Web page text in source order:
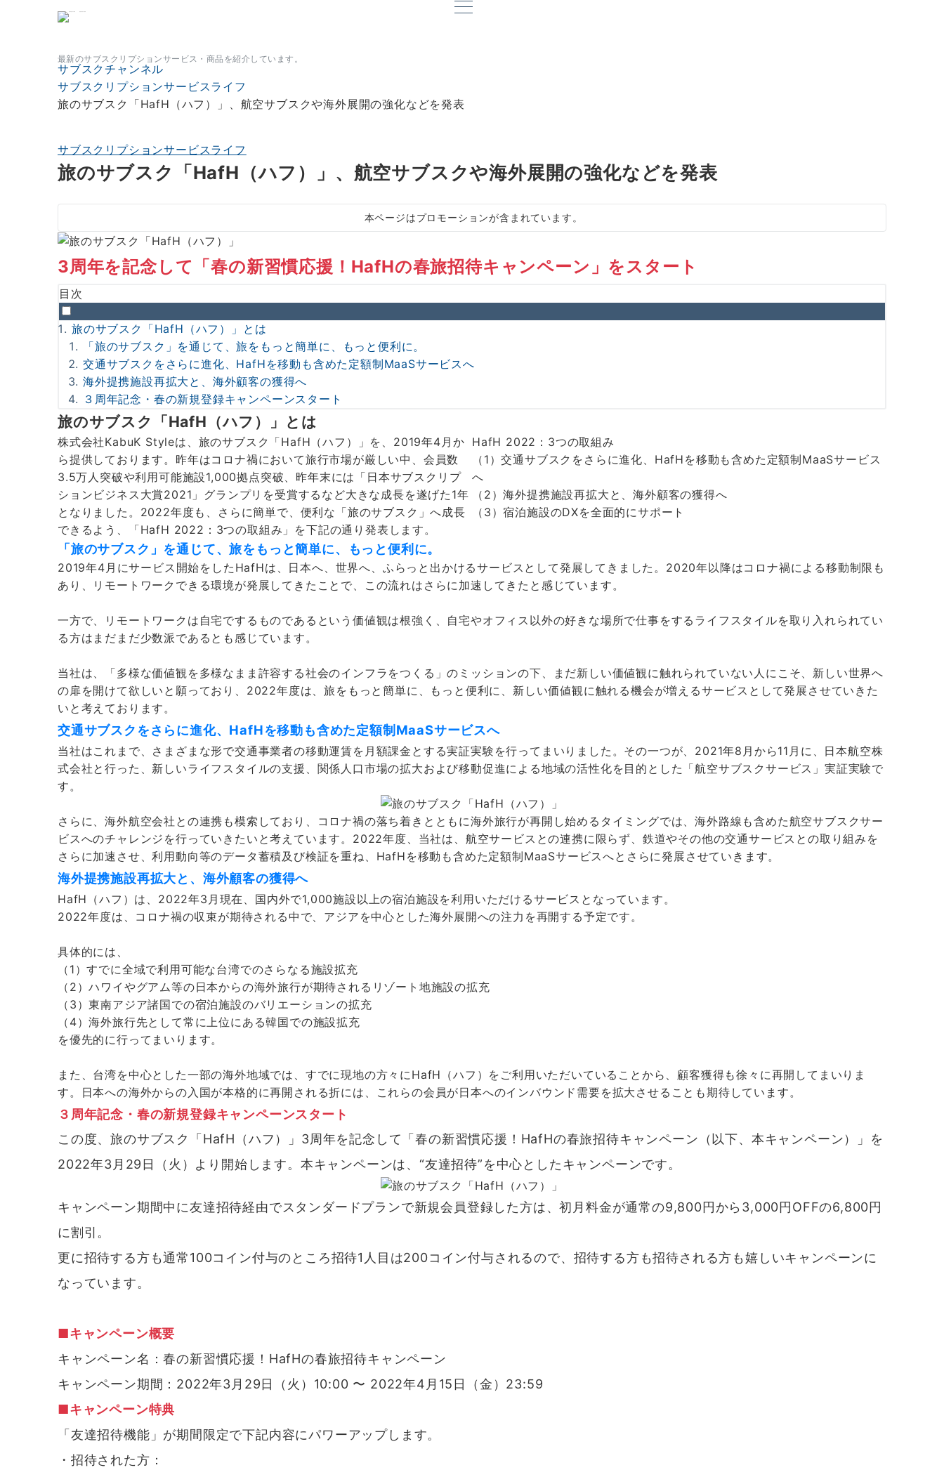
最新のサブスクリプションサービス・商品を紹介しています。
サブスクチャンネル
サブスクリプションサービスライフ
旅のサブスク「HafH（ハフ）」、航空サブスクや海外展開の強化などを発表
サブスクリプションサービスライフ
旅のサブスク「HafH（ハフ）」、航空サブスクや海外展開の強化などを発表
本ページはプロモーションが含まれています。
3周年を記念して「春の新習慣応援！HafHの春旅招待キャンペーン」をスタート
目次
旅のサブスク「HafH（ハフ）」とは
「旅のサブスク」を通じて、旅をもっと簡単に、もっと便利に。
交通サブスクをさらに進化、HafHを移動も含めた定額制MaaSサービスへ
海外提携施設再拡大と、海外顧客の獲得へ
３周年記念・春の新規登録キャンペーンスタート
旅のサブスク「HafH（ハフ）」とは
株式会社KabuK Styleは、旅のサブスク「HafH（ハフ）」を、2019年4月か
ら提供しております。昨年はコロナ禍において旅行市場が厳しい中、会員数
3.5万人突破や利用可能施設1,000拠点突破、昨年末には「日本サブスクリプ
ションビジネス大賞2021」グランプリを受賞するなど大きな成長を遂げた1年
となりました。2022年度も、さらに簡単で、便利な「旅のサブスク」へ成長
できるよう、「HafH 2022：3つの取組み」を下記の通り発表します。
HafH 2022：3つの取組み
（1）交通サブスクをさらに進化、HafHを移動も含めた定額制MaaSサービス
へ
（2）海外提携施設再拡大と、海外顧客の獲得へ
（3）宿泊施設のDXを全面的にサポート
「旅のサブスク」を通じて、旅をもっと簡単に、もっと便利に。
2019年4月にサービス開始をしたHafHは、日本へ、世界へ、ふらっと出かけるサービスとして発展してきました。2020年以降はコロナ禍による移動制限も
あり、リモートワークできる環境が発展してきたことで、この流れはさらに加速してきたと感じています。
一方で、リモートワークは自宅でするものであるという価値観は根強く、自宅やオフィス以外の好きな場所で仕事をするライフスタイルを取り入れられてい
る方はまだまだ少数派であるとも感じています。
当社は、「多様な価値観を多様なまま許容する社会のインフラをつくる」のミッションの下、まだ新しい価値観に触れられていない人にこそ、新しい世界へ
の扉を開けて欲しいと願っており、2022年度は、旅をもっと簡単に、もっと便利に、新しい価値観に触れる機会が増えるサービスとして発展させていきた
いと考えております。
交通サブスクをさらに進化、HafHを移動も含めた定額制MaaSサービスへ
当社はこれまで、さまざまな形で交通事業者の移動運賃を月額課金とする実証実験を行ってまいりました。その一つが、2021年8月から11月に、日本航空株
式会社と行った、新しいライフスタイルの支援、関係人口市場の拡大および移動促進による地域の活性化を目的とした「航空サブスクサービス」実証実験で
す。
さらに、海外航空会社との連携も模索しており、コロナ禍の落ち着きとともに海外旅行が再開し始めるタイミングでは、海外路線も含めた航空サブスクサー
ビスへのチャレンジを行っていきたいと考えています。2022年度、当社は、航空サービスとの連携に限らず、鉄道やその他の交通サービスとの取り組みを
さらに加速させ、利用動向等のデータ蓄積及び検証を重ね、HafHを移動も含めた定額制MaaSサービスへとさらに発展させていきます。
海外提携施設再拡大と、海外顧客の獲得へ
HafH（ハフ）は、2022年3月現在、国内外で1,000施設以上の宿泊施設を利用いただけるサービスとなっています。
2022年度は、コロナ禍の収束が期待される中で、アジアを中心とした海外展開への注力を再開する予定です。
具体的には、
（1）すでに全域で利用可能な台湾でのさらなる施設拡充
（2）ハワイやグアム等の日本からの海外旅行が期待されるリゾート地施設の拡充
（3）東南アジア諸国での宿泊施設のバリエーションの拡充
（4）海外旅行先として常に上位にある韓国での施設拡充
を優先的に行ってまいります。
また、台湾を中心とした一部の海外地域では、すでに現地の方々にHafH（ハフ）をご利用いただいていることから、顧客獲得も徐々に再開してまいりま
す。日本への海外からの入国が本格的に再開される折には、これらの会員が日本へのインバウンド需要を拡大させることも期待しています。
３周年記念・春の新規登録キャンペーンスタート
この度、旅のサブスク「HafH（ハフ）」3周年を記念して「春の新習慣応援！HafHの春旅招待キャンペーン（以下、本キャンペーン）」を
2022年3月29日（火）より開始します。本キャンペーンは、 “友達招待”を中心としたキャンペーンです。
キャンペーン期間中に友達招待経由でスタンダードプランで新規会員登録した方は、初月料金が通常の9,800円から3,000円OFFの6,800円
に割引 。
更に招待する方も通常100コイン付与のところ招待1人目は200コイン付与されるので、招待する方も招待される方も嬉しいキャンペーンに
なっています。
■キャンペーン概要
キャンペーン名：春の新習慣応援！HafHの春旅招待キャンペーン
キャンペーン期間：2022年3月29日（火）10:00 〜 2022年4月15日（金）23:59
■キャンペーン特典
「友達招待機能」が期間限定で下記内容にパワーアップします。
・招待された方：